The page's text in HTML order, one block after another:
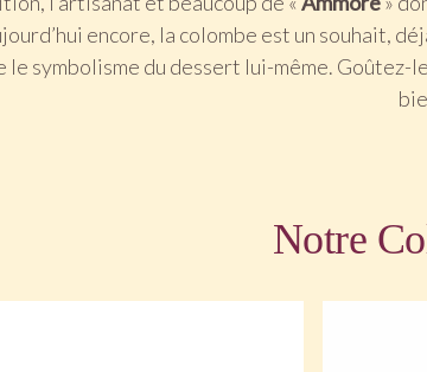
encore, la colombe est un souhait,
le symbolisme du dessert lui-même.
Notre